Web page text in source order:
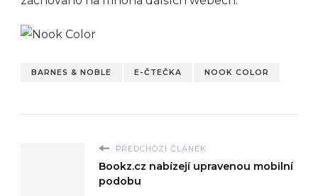
BARNES & NOBLE E-ČTEČKA NOOK COLOR
PŘEDCHOZÍ ČLÁNEK
Bookz.cz nabízejí upravenou mobilní
podobu